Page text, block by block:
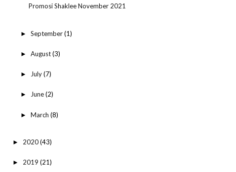
Promosi Shaklee November 2021
► September(1)
► August(3)
► July(7)
► June(2)
► March (8)
► 2020(43)
► 2019(21)